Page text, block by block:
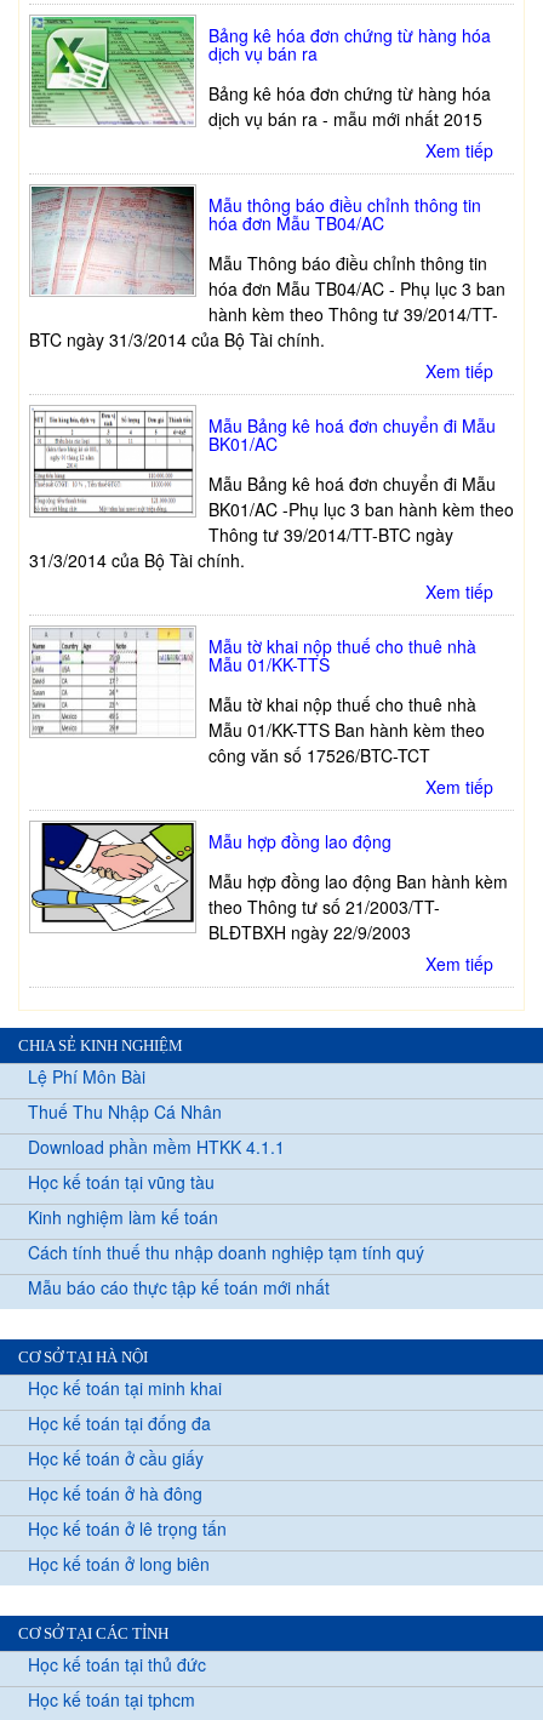
Bảng kê hóa đơn chứng từ hàng hóa
dịch vụ bán ra
Bảng kê hóa đơn chứng từ hàng hóa
dịch vụ bán ra - mẫu mới nhất 2015
Xem tiếp
Mẫu thông báo điều chỉnh thông tin
hóa đơn Mẫu TB04/AC
Mẫu Thông báo điều chỉnh thông tin
hóa đơn Mẫu TB04/AC - Phụ lục 3 ban
hành kèm theo Thông tư 39/2014/TT-
BTC ngày 31/3/2014 của Bộ Tài chính.
Xem tiếp
Mẫu Bảng kê hoá đơn chuyển đi Mẫu
BK01/AC
Mẫu Bảng kê hoá đơn chuyển đi Mẫu
BK01/AC -Phụ lục 3 ban hành kèm theo
Thông tư 39/2014/TT-BTC ngày
31/3/2014 của Bộ Tài chính.
Xem tiếp
Mẫu tờ khai nộp thuế cho thuê nhà
Mẫu 01/KK-­TTS
Mẫu tờ khai nộp thuế cho thuê nhà
Mẫu 01/KK-­TTS Ban hành kèm theo
công văn số 17526/BTC-TCT
Xem tiếp
Mẫu hợp đồng lao động
Mẫu hợp đồng lao động Ban hành kèm
theo Thông tư số 21/2003/TT-
BLĐTBXH ngày 22/9/2003
Xem tiếp
CHIA SẺ KINH NGHIỆM
Lệ Phí Môn Bài
Thuế Thu Nhập Cá Nhân
Download phần mềm HTKK 4.1.1
Học kế toán tại vũng tàu
Kinh nghiệm làm kế toán
Cách tính thuế thu nhập doanh nghiệp tạm tính quý
Mẫu báo cáo thực tập kế toán mới nhất
CƠ SỞ TẠI HÀ NỘI
Học kế toán tại minh khai
Học kế toán tại đống đa
Học kế toán ở cầu giấy
Học kế toán ở hà đông
Học kế toán ở lê trọng tấn
Học kế toán ở long biên
CƠ SỞ TẠI CÁC TỈNH
Học kế toán tại thủ đức
Học kế toán tại tphcm